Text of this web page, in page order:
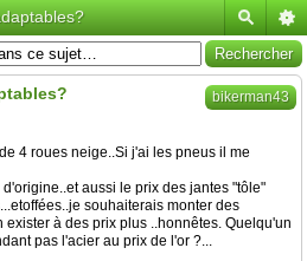
bikerman43
4 roues neige..Si j'ai les pneus il me
aussi le prix des jantes "tôle"
souhaiterais monter des
à des prix plus ..honnêtes. Quelqu'un
pas l'acier au prix de l'or ?...